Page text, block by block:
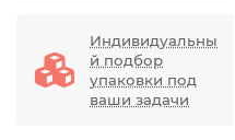
Индивидуальны
й подбор
упаковки под
ваши задачи